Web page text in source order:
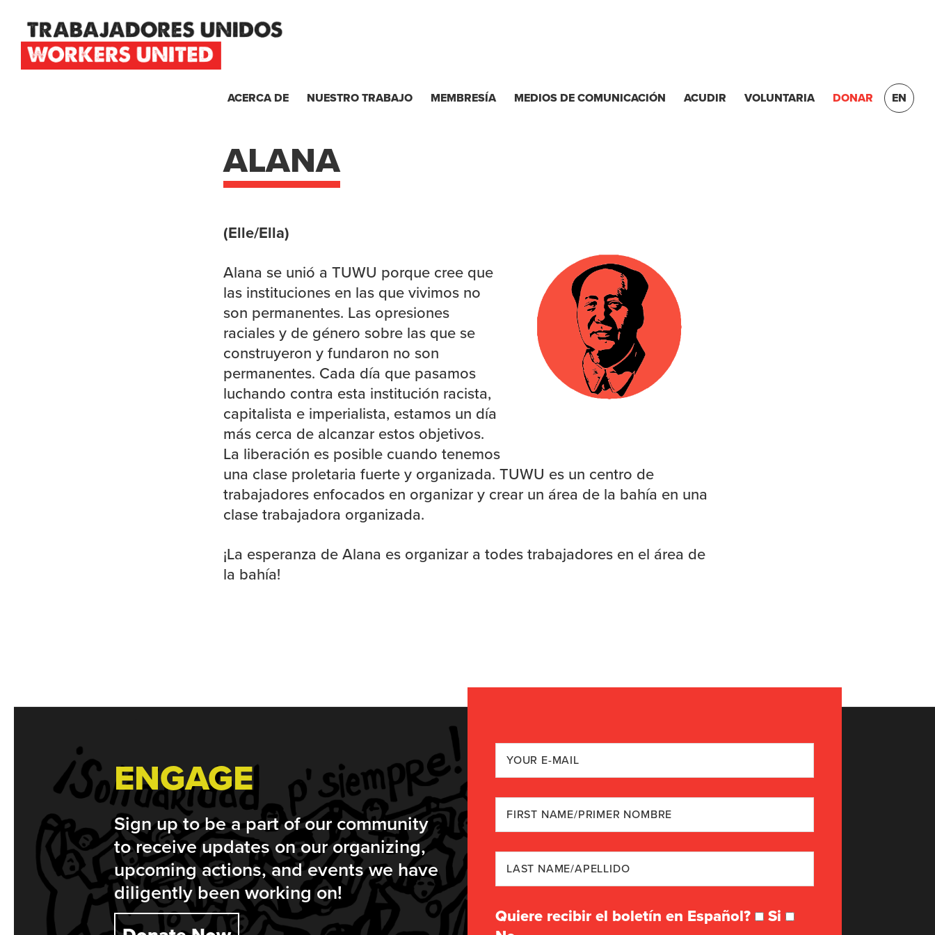
primary
navigation
main
content
footer
TRABAJADORES
ACERCA DE NUESTRO TRABAJO MEMBRESÍA MEDIOS DE COMUNICACIÓN ACUDIR VOLUNTARIA DONAR EN
ALANA
(Elle/Ella)
Alana se unió a TUWU porque cree que
las instituciones en las que vivimos no
son permanentes. Las opresiones
raciales y de género sobre las que se
construyeron y fundaron no son
permanentes. Cada día que pasamos
luchando contra esta institución racista,
capitalista e imperialista, estamos un día
más cerca de alcanzar estos objetivos.
La liberación es posible cuando tenemos
una clase proletaria fuerte y organizada. TUWU es un centro de
trabajadores enfocados en organizar y crear un área de la bahía en una
clase trabajadora organizada.
¡La esperanza de Alana es organizar a todes trabajadores en el área de
la bahía!
ENGAGE
Sign up to be a part of our community
to receive updates on our organizing,
upcoming actions, and events we have
diligently been working on!
Quiere recibir el boletín en Español?
Si